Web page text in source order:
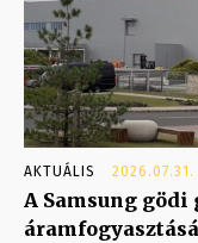
AKTUÁLIS 2026.07.31.
A Samsung